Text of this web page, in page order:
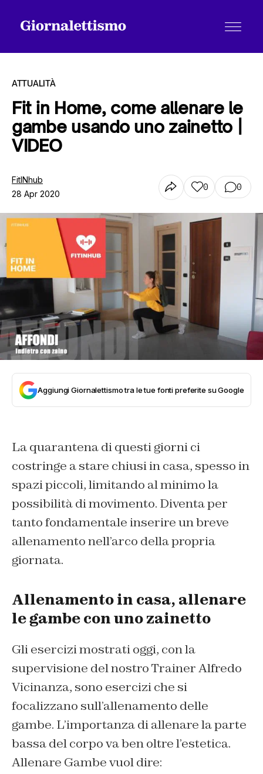
Tutti gli articoli
Chi siamo
Contatti
ATTUALITÀ
Fit in Home, come allenare le
gambe usando uno zainetto |
VIDEO
FitINhub
28 Apr 2020
0 0
Aggiungi Giornalettismo tra le tue fonti preferite su Google
La quarantena di questi giorni ci
costringe a stare chiusi in casa, spesso in
spazi piccoli, limitando al minimo la
possibilità di movimento. Diventa per
tanto fondamentale inserire un breve
allenamento nell’arco della propria
giornata.
Allenamento in casa, allenare
le gambe con uno zainetto
Gli esercizi mostrati oggi, con la
supervisione del nostro Trainer Alfredo
Vicinanza, sono esercizi che si
focalizzano sull’allenamento delle
gambe. L’importanza di allenare la parte
bassa del corpo va ben oltre l’estetica.
Allenare Gambe vuol dire: